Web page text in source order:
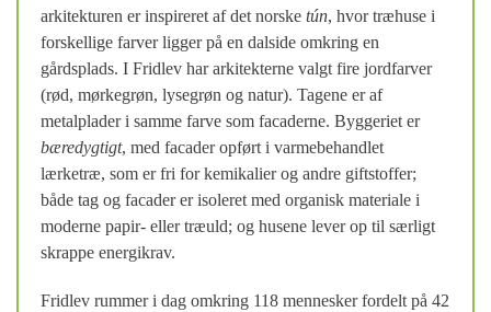
arkitekturen er inspireret af det norske tún, hvor træhuse i
forskellige farver ligger på en dalside omkring en
gårdsplads. I Fridlev har arkitekterne valgt fire jordfarver
(rød, mørkegrøn, lysegrøn og natur). Tagene er af
metalplader i samme farve som facaderne. Byggeriet er
bæredygtigt, med facader opført i varmebehandlet
lærketræ, som er fri for kemikalier og andre giftstoffer;
både tag og facader er isoleret med organisk materiale i
moderne papir- eller træuld; og husene lever op til særligt
skrappe energikrav.
Fridlev rummer i dag omkring 118 mennesker fordelt på 42